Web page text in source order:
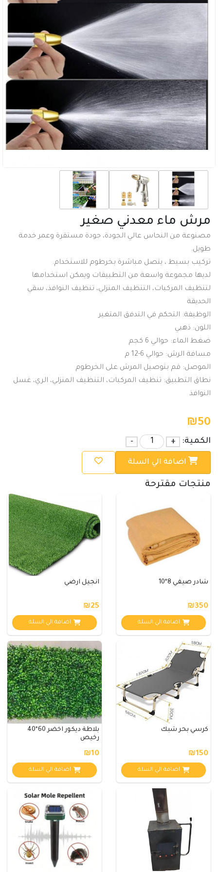
مرش ماء معدني صغير
مصنوعة من النحاس عالي الجودة، جودة مستقرة وعمر خدمة
طويل.
تركيب بسيط ، يتصل مباشرة بخرطوم للاستخدام.
لديها مجموعة واسعة من التطبيقات ويمكن استخدامها
لتنظيف المركبات، التنظيف المنزلي، تنظيف النوافذ، سقي
الحديقة
الوظيفة: التحكم في التدفق المتغير
اللون: ذهبي
ضغط الماء: حوالي 6 كجم
مسافة الرش: حوالي 6-12 م
الموصل: قم بتوصيل المرش على الخرطوم
نطاق التطبيق: تنظيف المركبات، التنظيف المنزلي، الري، غسل
النوافذ
₪50
الكمية: +
-
اضافة الي السلة
منتجات مقترحة
شادر صيفي 8*10
₪350
اضافة الي السلة
انجيل ارضي
₪25
اضافة الي السلة
كرسي بحر شبك
₪150
اضافة الي السلة
بلاطة ديكور اخضر 60*40
رخيص
₪10
اضافة الي السلة